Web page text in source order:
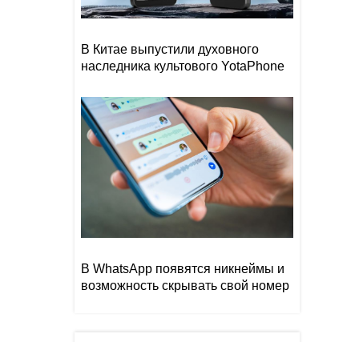
В Китае выпустили духовного
наследника культового YotaPhone
В WhatsApp появятся никнеймы и
возможность скрывать свой номер